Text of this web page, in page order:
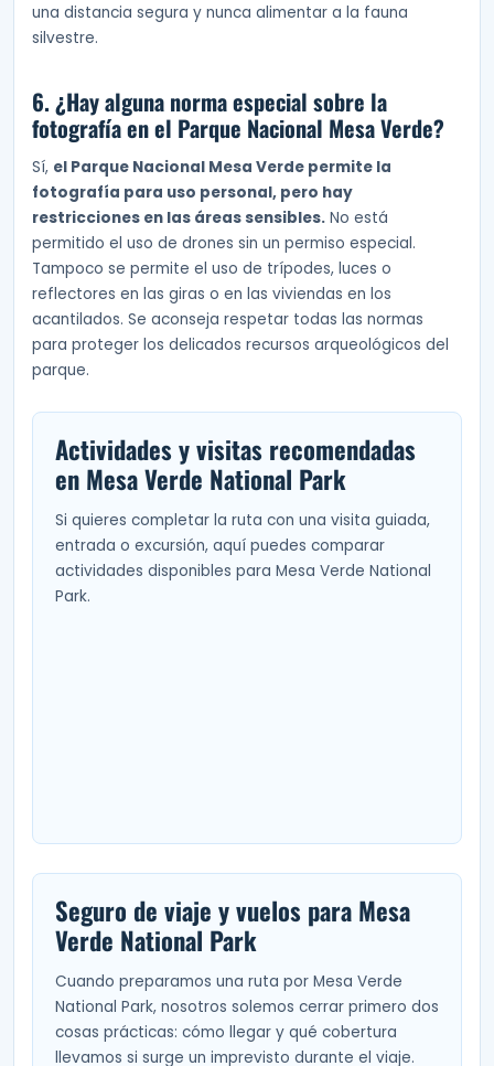
una distancia segura y nunca alimentar a la fauna
silvestre.
6. ¿Hay alguna norma especial sobre la
fotografía en el Parque Nacional Mesa Verde?
Sí, el Parque Nacional Mesa Verde permite la
fotografía para uso personal, pero hay
restricciones en las áreas sensibles. No está
permitido el uso de drones sin un permiso especial.
Tampoco se permite el uso de trípodes, luces o
reflectores en las giras o en las viviendas en los
acantilados. Se aconseja respetar todas las normas
para proteger los delicados recursos arqueológicos del
parque.
Actividades y visitas recomendadas
en Mesa Verde National Park
Si quieres completar la ruta con una visita guiada,
entrada o excursión, aquí puedes comparar
actividades disponibles para Mesa Verde National
Park.
Seguro de viaje y vuelos para Mesa
Verde National Park
Cuando preparamos una ruta por Mesa Verde
National Park, nosotros solemos cerrar primero dos
cosas prácticas: cómo llegar y qué cobertura
llevamos si surge un imprevisto durante el viaje.